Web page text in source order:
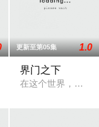
的赫梯帝国，并长
昕+《咒术回战》总作
更新至第05集 1.0
界门之下
在这个世界，万物